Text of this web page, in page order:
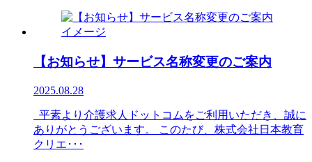
【お知らせ】サービス名称変更のご案内
2025.08.28
平素より介護求人ドットコムをご利用いただき、誠に
ありがとうございます。 このたび、株式会社日本教育
クリエ･･･